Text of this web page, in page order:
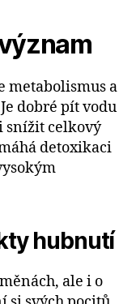
metabolismus a
dobré pít vodu
snížit celkový
detoxikaci
hubnutí
ale i o